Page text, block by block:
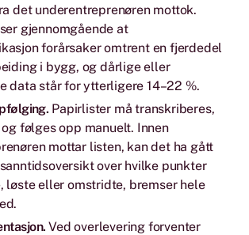
det underentreprenøren mottok.
gjennomgående at
forårsaker omtrent en fjerdedel
i bygg, og dårlige eller
data står for ytterligere 14–22 %.
Papirlister må transkriberes,
følges opp manuelt. Innen
mottar listen, kan det ha gått
over hvilke punkter
løste eller omstridte, bremser hele
Ved overlevering forventer